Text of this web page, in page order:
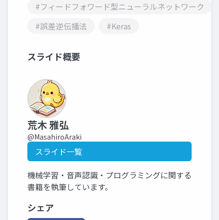
#フィードフォワード型ニューラルネットワーク
#誤差逆伝播法
#Keras
スライド概要
荒木 雅弘
@MasahiroAraki
スライド一覧
機械学習・音声認識・プログラミングに関する
書籍を執筆しています。
シェア